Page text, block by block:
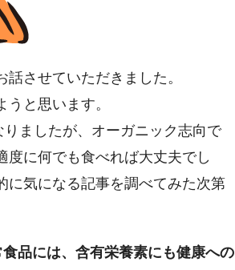
話させていただきました。
と思います。
ましたが、オーガニック志向で
度に何でも食べれば大丈夫でし
に気になる記事を調べてみた次第
品には、含有栄養素にも健康への